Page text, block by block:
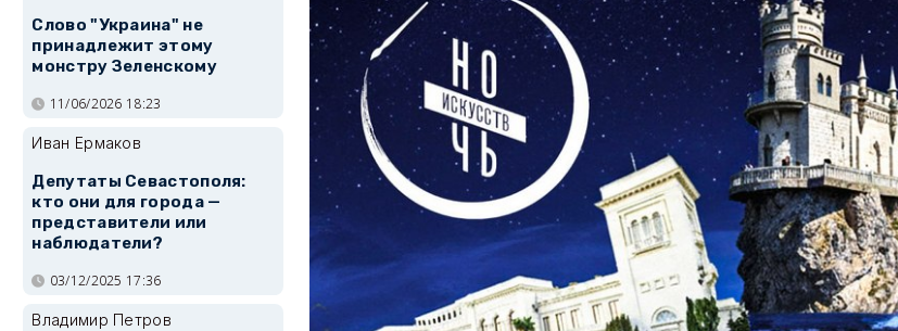
Слово "Украина" не
принадлежит этому
монстру Зеленскому
11/06/2026 18:23
Иван Ермаков
Депутаты Севастополя:
кто они для города —
представители или
наблюдатели?
03/12/2025 17:36
Владимир Петров